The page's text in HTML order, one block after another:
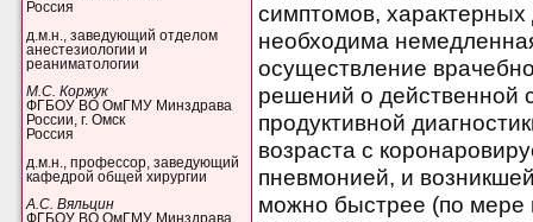
Россия
д.м.н., заведующий отделом
анестезиологии и
реаниматологии
М.С. Коржук
ФГБОУ ВО ОмГМУ Минздрава
России, г. Омск
Россия
д.м.н., профессор, заведующий
кафедрой общей хирургии
А.С. Вяльцин
ФГБОУ ВО ОмГМУ Минздрава
симптомов, характерных
необходима
осуществление
решений о действенной
продуктивной
возраста с
пневмонией, и
можно быстрее (по мере